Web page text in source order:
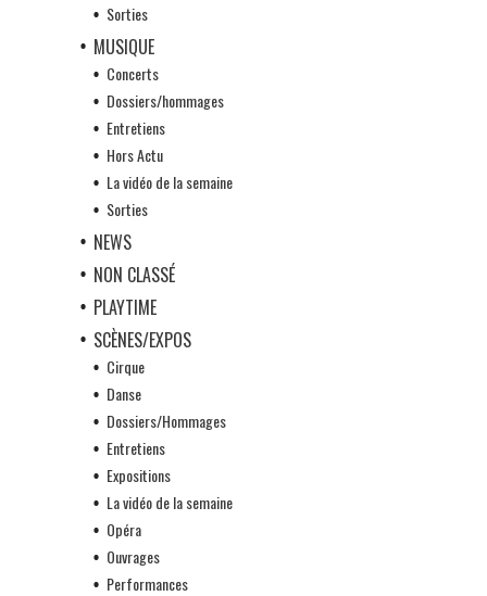
Sorties
MUSIQUE
Concerts
Dossiers/hommages
Entretiens
Hors Actu
La vidéo de la semaine
Sorties
NEWS
NON CLASSÉ
PLAYTIME
SCÈNES/EXPOS
Cirque
Danse
Dossiers/Hommages
Entretiens
Expositions
La vidéo de la semaine
Opéra
Ouvrages
Performances